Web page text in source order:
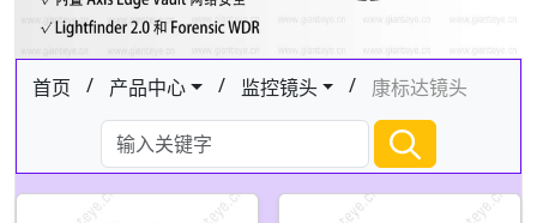
首页 / 产品中心 / 监控镜头 / 康标达镜头